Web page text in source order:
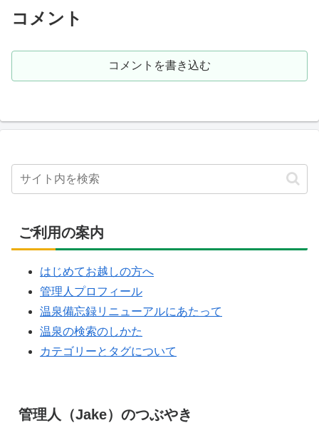
コメント
コメントを書き込む
ご利用の案内
はじめてお越しの方へ
管理人プロフィール
温泉備忘録リニューアルにあたって
温泉の検索のしかた
カテゴリーとタグについて
管理人（Jake）のつぶやき